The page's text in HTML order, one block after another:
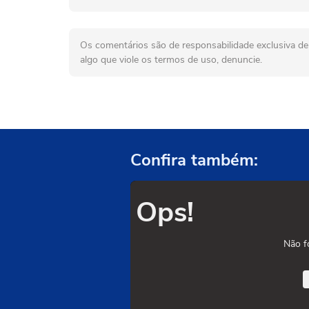
Os comentários são de responsabilidade exclusiva
algo que viole os termos de uso, denuncie.
Confira também:
Ops!
Não